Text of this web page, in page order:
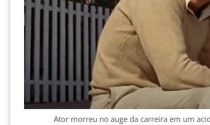
Ator morreu no auge da carreira em um